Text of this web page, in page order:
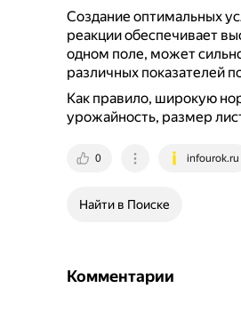
Создание оптимальных
реакции обеспечивает
одном поле, может
различных показателей
Как правило, широкую
урожайность, размер
0 infourok.ru
Найти в Поиске
Комментарии